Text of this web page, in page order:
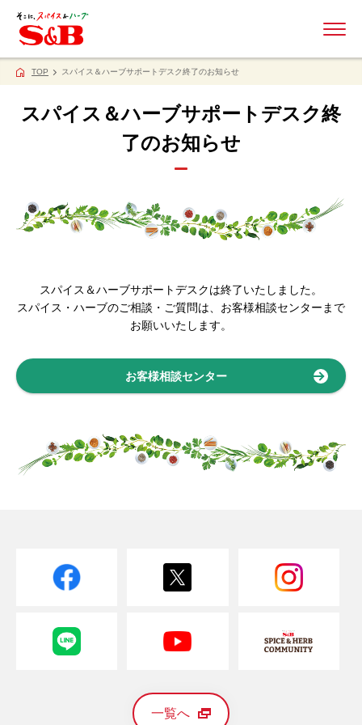
TOP スパイス＆ハーブサポートデスク終了のお知らせ
スパイス＆ハーブサポートデスク終
了のお知らせ
スパイス＆ハーブサポートデスクは終了いたしました。
スパイス・ハーブのご相談・ご質問は、お客様相談センターまで
お願いいたします。
お客様相談センター
一覧へ